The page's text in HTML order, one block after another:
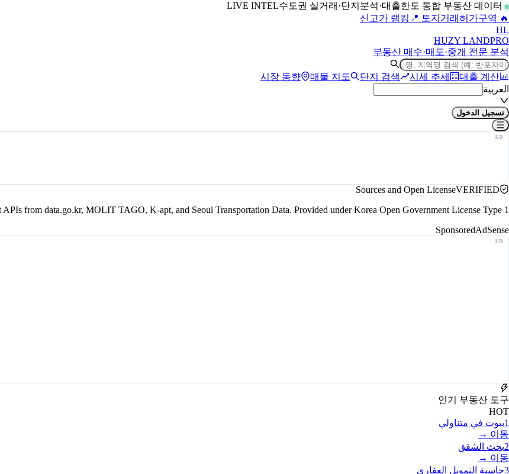
LIVE INTEL
수도권 실거래·단지분석·대출한도 통합 부동산 데이터
🔥 신고가 랭킹
📍 토지거래허가구역
HL
HUZY LANDPRO
부동산 매수·매도·중개 전문 분석
시장 동향 매물 지도 단지 검색 시세 추세
대출 계산
العربية
تسجيل الدخول
Sources and Open LicenseVERIFIED
APIs from data.go.kr, MOLIT TAGO, K-apt, and Seoul Transportation Data. Provided under Korea Open Government License Type 1.
SponsoredAdSense
인기 부동산 도구
HOT
1بيوت في متناولي
이동 →
2بحث الشقق
이동 →
3حاسبة التمويل العقاري